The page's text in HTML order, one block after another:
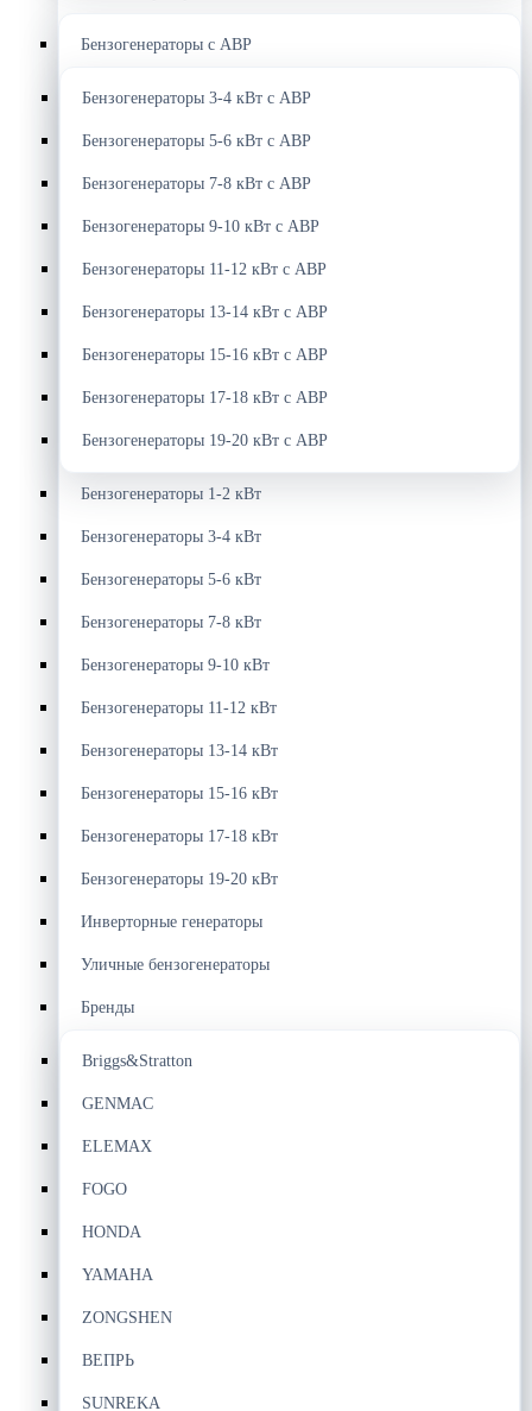
Бензогенераторы с АВР
Бензогенераторы 3-4 кВт с АВР
Бензогенераторы 5-6 кВт с АВР
Бензогенераторы 7-8 кВт с АВР
Бензогенераторы 9-10 кВт с АВР
Бензогенераторы 11-12 кВт с АВР
Бензогенераторы 13-14 кВт с АВР
Бензогенераторы 15-16 кВт с АВР
Бензогенераторы 17-18 кВт с АВР
Бензогенераторы 19-20 кВт с АВР
Бензогенераторы 1-2 кВт
Бензогенераторы 3-4 кВт
Бензогенераторы 5-6 кВт
Бензогенераторы 7-8 кВт
Бензогенераторы 9-10 кВт
Бензогенераторы 11-12 кВт
Бензогенераторы 13-14 кВт
Бензогенераторы 15-16 кВт
Бензогенераторы 17-18 кВт
Бензогенераторы 19-20 кВт
Инверторные генераторы
Уличные бензогенераторы
Бренды
Briggs&Stratton
GENMAC
ELEMAX
FOGO
HONDA
YAMAHA
ZONGSHEN
ВЕПРЬ
SUNREKA